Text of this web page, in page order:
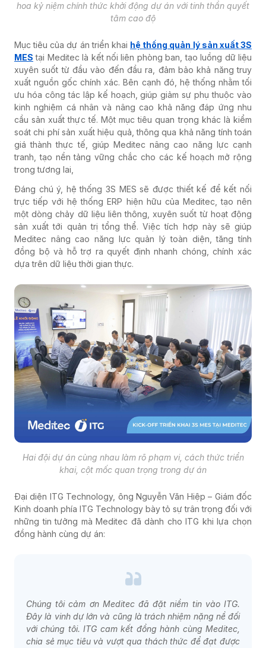
hoa kỷ niệm chính thức khởi động dự án với tinh thần quyết
tâm cao độ
Mục tiêu của dự án triển khai hệ thống quản lý sản xuất 3S
MES tại Meditec là kết nối liên phòng ban, tạo luồng dữ liệu
xuyên suốt từ đầu vào đến đầu ra, đảm bảo khả năng truy
xuất nguồn gốc chính xác. Bên cạnh đó, hệ thống nhằm tối
ưu hóa công tác lập kế hoạch, giúp giảm sự phụ thuộc vào
kinh nghiệm cá nhân và nâng cao khả năng đáp ứng nhu
cầu sản xuất thực tế. Một mục tiêu quan trọng khác là kiểm
soát chi phí sản xuất hiệu quả, thông qua khả năng tính toán
giá thành thực tế, giúp Meditec nâng cao năng lực cạnh
tranh, tạo nền tảng vững chắc cho các kế hoạch mở rộng
trong tương lai,
Đáng chú ý, hệ thống 3S MES sẽ được thiết kế để kết nối
trực tiếp với hệ thống ERP hiện hữu của Meditec, tạo nên
một dòng chảy dữ liệu liên thông, xuyên suốt từ hoạt động
sản xuất tới quản trị tổng thể. Việc tích hợp này sẽ giúp
Meditec nâng cao năng lực quản lý toàn diện, tăng tính
đồng bộ và hỗ trợ ra quyết định nhanh chóng, chính xác
dựa trên dữ liệu thời gian thực.
Hai đội dự án cùng nhau làm rõ phạm vi, cách thức triển
khai, cột mốc quan trọng trong dự án
Đại diện ITG Technology, ông Nguyễn Văn Hiệp – Giám đốc
Kinh doanh phía ITG Technology bày tỏ sự trân trọng đối với
những tin tưởng mà Meditec đã dành cho ITG khi lựa chọn
đồng hành cùng dự án:
Chúng tôi cảm ơn Meditec đã đặt niềm tin vào ITG.
Đây là vinh dự lớn và cũng là trách nhiệm nặng nề đối
với chúng tôi. ITG cam kết đồng hành cùng Meditec,
chia sẻ mục tiêu và vượt qua thách thức để đạt được